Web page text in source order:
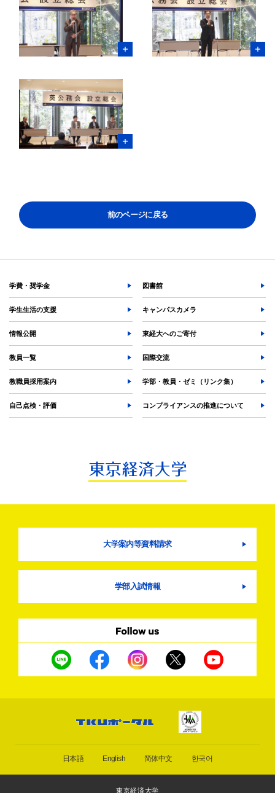
よく検索されるページ
オープンキャンパス
各種証明書の発行
各種手続
TKUポータル
奨学金
前のページに戻る
学費・奨学金 図書館
学生生活の支援 キャンパスカメラ
情報公開 東経大へのご寄付
教員一覧 国際交流
教職員採用案内 学部・教員・ゼミ（リンク集）
自己点検・評価 コンプライアンスの推進について
大学案内等資料請求
学部入試情報
日本語 English 简体中文 한국어
東京経済大学